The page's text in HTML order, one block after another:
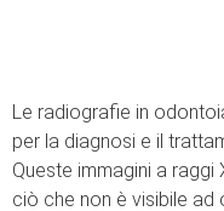
Le radiografie in
per la diagnosi e il
Queste immagini a
ciò che non è visibile ad